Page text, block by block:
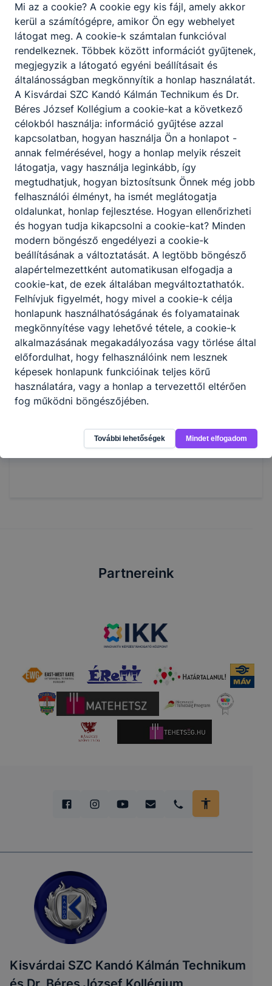
szakorvosi
igazolás,
-
fogyatékosság
(SNI) esetén a
szakértői és
rehab.
bizottság
szakvéleménye
Három vagy
több gyermeket
nevelnek a
családban
50 %
Nyilatkozat a
328/2011. Korm.
rend. szerint (2.
számú
melléklet)
Nevelésbe vett
gyermek
100 %
(ingyenes)
Nyilatkozat
328/2011. Korm.
rend szerint (2.
számú
melléklet) ÉS
Igazolás
(Gyámhivatal
állítja ki a
328/2011. Korm.
rend. szerint, a
érvényes)
Partnereink
Kisvárdai SZC Kandó Kálmán Technikum
Mi az a cookie? A cookie egy kis fájl, amely akkor
kerül a számítógépre, amikor Ön egy webhelyet
látogat meg. A cookie-k számtalan funkcióval
rendelkeznek. Többek között információt gyűjtenek,
megjegyzik a látogató egyéni beállításait és
általánosságban megkönnyítik a honlap használatát.
A Kisvárdai SZC Kandó Kálmán Technikum és Dr.
Béres József Kollégium a cookie-kat a következő
célokból használja: információ gyűjtése azzal
kapcsolatban, hogyan használja Ön a honlapot -
annak felmérésével, hogy a honlap melyik részeit
látogatja, vagy használja leginkább, így
megtudhatjuk, hogyan biztosítsunk Önnek még jobb
felhasználói élményt, ha ismét meglátogatja
oldalunkat, honlap fejlesztése. Hogyan ellenőrizheti
és hogyan tudja kikapcsolni a cookie-kat? Minden
modern böngésző engedélyezi a cookie-k
beállításának a változtatását. A legtöbb böngésző
alapértelmezettként automatikusan elfogadja a
cookie-kat, de ezek általában megváltoztathatók.
Felhívjuk figyelmét, hogy mivel a cookie-k célja
honlapunk használhatóságának és folyamatainak
megkönnyítése vagy lehetővé tétele, a cookie-k
alkalmazásának megakadályozása vagy törlése által
előfordulhat, hogy felhasználóink nem lesznek
képesek honlapunk funkcióinak teljes körű
használatára, vagy a honlap a tervezettől eltérően
fog működni böngészőjében.
További lehetőségek Mindet elfogadom